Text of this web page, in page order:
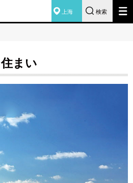
上海 検索
住まい